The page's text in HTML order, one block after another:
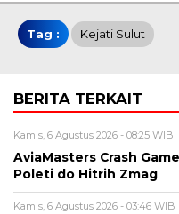
Tag : Kejati Sulut
BERITA TERKAIT
Kamis, 6 Agustus 2026 - 08:25 WIB
AviaMasters Crash
Poleti do Hitrih Zmag
Kamis, 6 Agustus 2026 - 03:46 WIB